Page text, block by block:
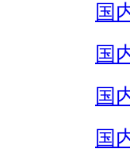
国
国
国
国